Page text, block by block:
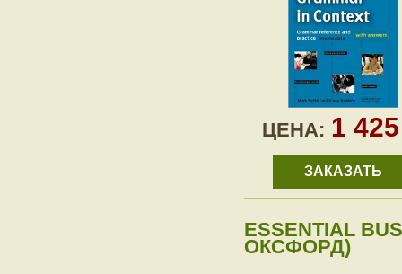
ЦЕНА: 1
ЗАКАЗАТЬ
ESSENTIAL
ОКСФОРД)